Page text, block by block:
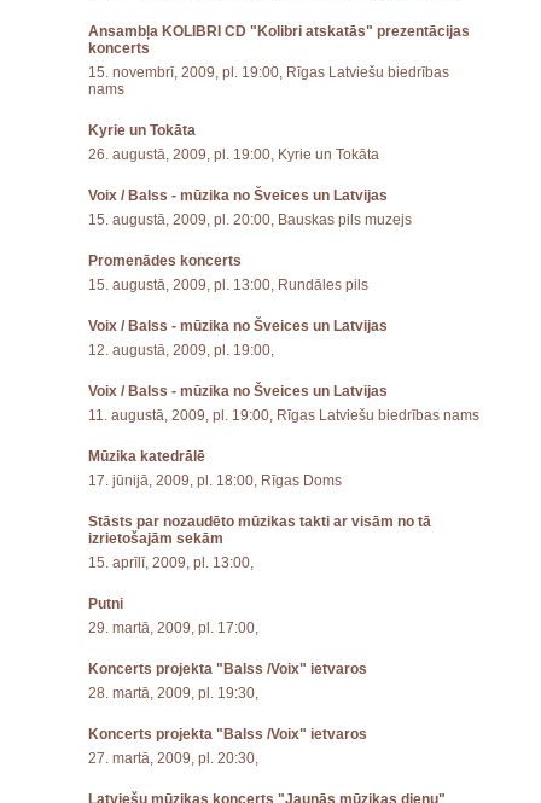
Ansambļa KOLIBRI CD "Kolibri atskatās" prezentācijas
koncerts
15. novembrī, 2009, pl. 19:00, Rīgas Latviešu biedrības
nams
Kyrie un Tokāta
26. augustā, 2009, pl. 19:00, Kyrie un Tokāta
Voix / Balss - mūzika no Šveices un Latvijas
15. augustā, 2009, pl. 20:00, Bauskas pils muzejs
Promenādes koncerts
15. augustā, 2009, pl. 13:00, Rundāles pils
Voix / Balss - mūzika no Šveices un Latvijas
12. augustā, 2009, pl. 19:00,
Voix / Balss - mūzika no Šveices un Latvijas
11. augustā, 2009, pl. 19:00, Rīgas Latviešu biedrības nams
Mūzika katedrālē
17. jūnijā, 2009, pl. 18:00, Rīgas Doms
Stāsts par nozaudēto mūzikas takti ar visām no tā
izrietošajām sekām
15. aprīlī, 2009, pl. 13:00,
Putni
29. martā, 2009, pl. 17:00,
Koncerts projekta "Balss /Voix" ietvaros
28. martā, 2009, pl. 19:30,
Koncerts projekta "Balss /Voix" ietvaros
27. martā, 2009, pl. 20:30,
Latviešu mūzikas koncerts "Jaunās mūzikas dienu"